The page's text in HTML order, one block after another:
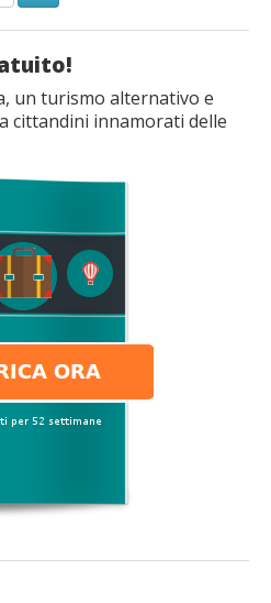
un turismo alternativo e
cittandini innamorati delle